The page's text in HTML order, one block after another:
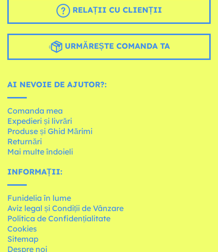
RELAȚII CU CLIENȚII
URMĂREȘTE COMANDA TA
AI NEVOIE DE AJUTOR?:
Comanda mea
Expedieri și livrări
Produse și Ghid Mărimi
Returnări
Mai multe îndoieli
INFORMAȚII:
Funidelia în lume
Aviz legal și Condiții de Vânzare
Política de Confidențialitate
Cookies
Sitemap
Despre noi